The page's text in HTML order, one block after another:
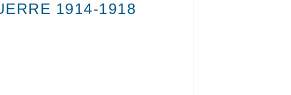
1914-1918